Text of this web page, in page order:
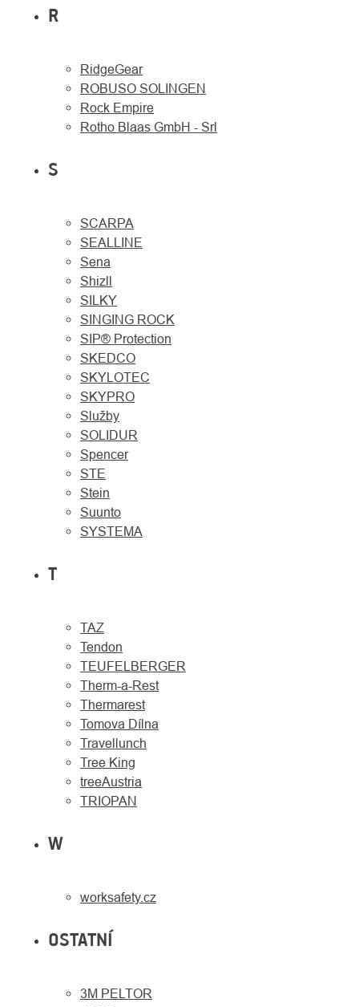
R
RidgeGear
ROBUSO SOLINGEN
Rock Empire
Rotho Blaas GmbH - Srl
S
SCARPA
SEALLINE
Sena
Shizll
SILKY
SINGING ROCK
SIP® Protection
SKEDCO
SKYLOTEC
SKYPRO
Služby
SOLIDUR
Spencer
STE
Stein
Suunto
SYSTEMA
T
TAZ
Tendon
TEUFELBERGER
Therm-a-Rest
Thermarest
Tomova Dílna
Travellunch
Tree King
treeAustria
TRIOPAN
W
worksafety.cz
OSTATNÍ
3M PELTOR